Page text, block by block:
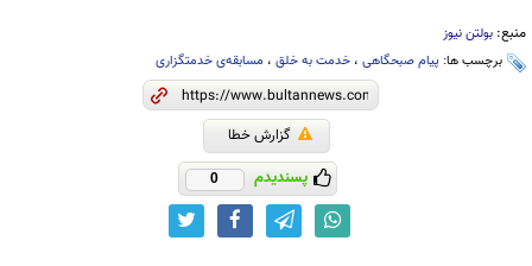
منبع: بولتن نیوز
برچسب ها: پیام صبحگاهی ، خدمت به خلق ، مسابقه‌ی خدمتگزاری
گزارش خطا
پسندیدم 0